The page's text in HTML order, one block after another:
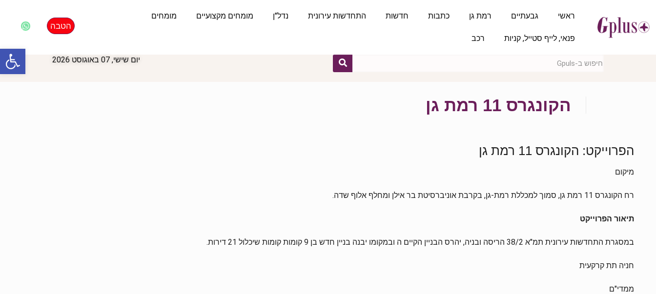
ראשי גבעתיים רמת גן כתבות חדשות התחדשות עירונית נדל"ן מומחים מקצועיים מומחים
פנאי, לייף סטייל, קניות רכב
הטבה
יום שישי, 07 באוגוסט 2026
הקונגרס 11 רמת גן
הפרוייקט: הקונגרס 11 רמת גן
מיקום
רח הקונגרס 11 רמת גן, סמוך למכללת רמת-גן, בקרבת אוניברסיטת בר אילן ומחלף אלוף שדה.
תיאור הפרוייקט
במסגרת התחדשות עירונית תמ"א 38/2 הריסה ובניה, יהרס הבניין הקיים ה ובמקומו יבנה בניין חדש בן 9 קומות קומות שיכלול 21 דירות.
חניה תת קרקעית
ממדי"ם
פתח